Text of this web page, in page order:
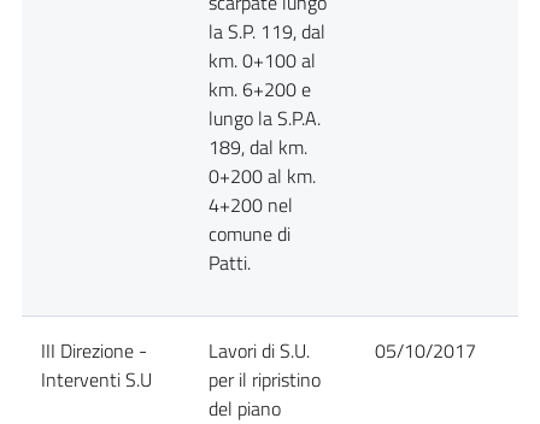
la S.P. 119, dal
km. 0+100 al
km. 6+200 e
lungo la S.P.A.
189, dal km.
0+200 al km.
4+200 nel
comune di
Patti.
III Direzione -
Interventi S.U
Lavori di S.U.
per il ripristino
del piano
05/10/2017